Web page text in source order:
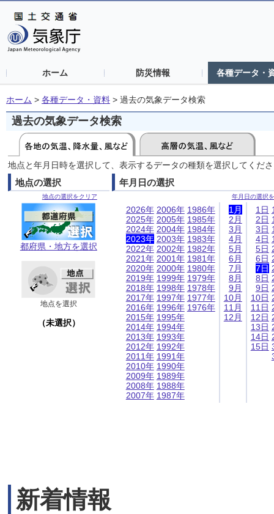
ホーム 防災情報 各種データ・
ホーム > 各種データ・資料 > 過去の気象データ検索
過去の気象データ検索
地点と年月日時を選択して、表示するデータの種類を選択してくだ
地点の選択
地点の選択をクリア
都府県・地方を選択
地点を選択
（未選択）
年月日の選択
年月日の選択
2026年
2025年
2024年
2023年
2022年
2021年
2020年
2019年
2018年
2017年
2016年
2015年
2014年
2013年
2012年
2011年
2010年
2009年
2008年
2007年
2006年
2005年
2004年
2003年
2002年
2001年
2000年
1999年
1998年
1997年
1996年
1995年
1994年
1993年
1992年
1991年
1990年
1989年
1988年
1987年
1986年
1985年
1984年
1983年
1982年
1981年
1980年
1979年
1978年
1977年
1976年
1月
2月
3月
4月
5月
6月
7月
8月
9月
10月
11月
12月
1日
2日
3日
4日
5日
6日
7日
8日
9日
10日
11日
12日
13日
14日
15日
新着情報